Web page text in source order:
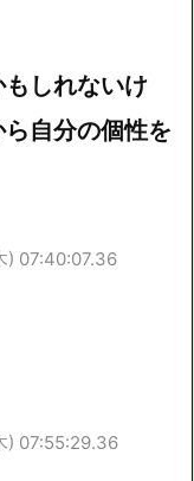
しれないけ
自分の個性を
) 07:40:07.36
) 07:55:29.36